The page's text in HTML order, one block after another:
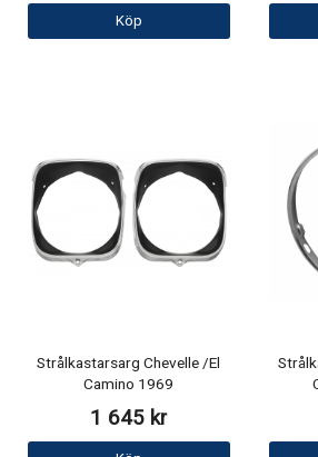
Köp
Strålkastarsarg Chevelle /El
Camino 1969
1 645 kr